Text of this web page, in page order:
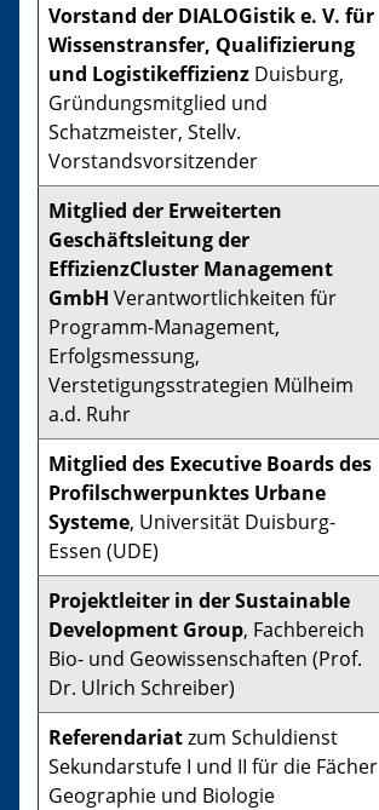
Vorstand der DIALOGistik e. V. für
Wissenstransfer, Qualifizierung
und Logistikeffizienz Duisburg,
Gründungsmitglied und
Schatzmeister, Stellv.
Vorstandsvorsitzender
Mitglied der Erweiterten
Geschäftsleitung der
EffizienzCluster Management
GmbH Verantwortlichkeiten für
Programm-Management,
Erfolgsmessung,
Verstetigungsstrategien Mülheim
a.d. Ruhr
Mitglied des Executive Boards des
Profilschwerpunktes Urbane
Systeme, Universität Duisburg-
Essen (UDE)
Projektleiter in der Sustainable
Development Group, Fachbereich
Bio- und Geowissenschaften (Prof.
Dr. Ulrich Schreiber)
Referendariatzum Schuldienst
Sekundarstufe I und II für die Fächer
Geographie und Biologie